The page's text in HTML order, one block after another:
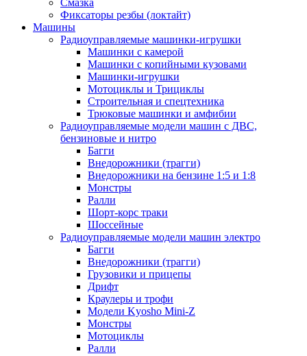
Смазка
Фиксаторы резбы (локтайт)
Машины
Радиоуправляемые машинки-игрушки
Машинки с камерой
Машинки с копийными кузовами
Машинки-игрушки
Мотоциклы и Трициклы
Строительная и спецтехника
Трюковые машинки и амфибии
Радиоуправляемые модели машин с ДВС,
бензиновые и нитро
Багги
Внедорожники (трагги)
Внедорожники на бензине 1:5 и 1:8
Монстры
Ралли
Шорт-корс траки
Шоссейные
Радиоуправляемые модели машин электро
Багги
Внедорожники (трагги)
Грузовики и прицепы
Дрифт
Краулеры и трофи
Модели Kyosho Mini-Z
Монстры
Мотоциклы
Ралли